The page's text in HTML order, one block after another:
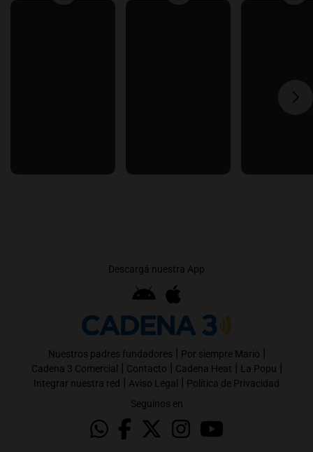
Descargá nuestra App
Nuestros padres fundadores | Por siempre Mario |
Cadena 3 Comercial | Contacto | Cadena Heat | La Popu |
Integrar nuestra red | Aviso Legal | Política de Privacidad
Seguinos en